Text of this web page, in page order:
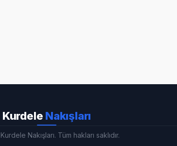
Kurdele Nakışları
Nakışları. Tüm hakları saklıdır.